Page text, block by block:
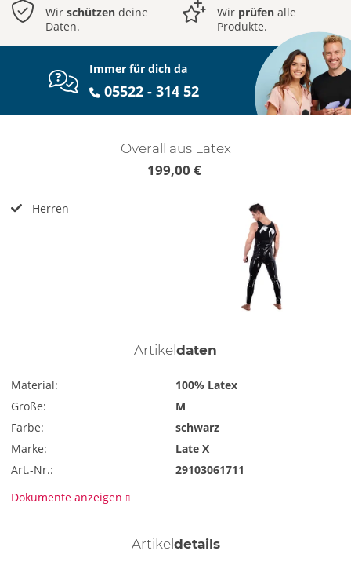
Wir schützen deine
Daten.
Wir prüfen alle
Produkte.
Immer für dich da
05522 - 314 52
Overall aus Latex
199,00 €
Herren
Artikel daten
Material:
100% Latex
Größe:
M
Farbe:
schwarz
Marke:
Late X
Art.-Nr.:
29103061711
Dokumente anzeigen
Artikel details